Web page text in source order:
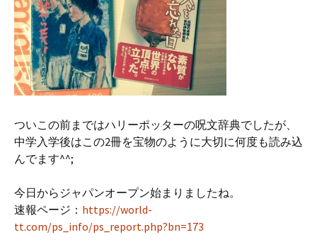
ついこの前まではハリーポッターの呪文辞典でしたが、
中学入学後はこの2冊を宝物のように大切に何度も読み込
んでます^^;
今日からジャパンオープン始まりましたね。
速報ページ： https://world-
tt.com/ps_info/ps_report.php?bn=173